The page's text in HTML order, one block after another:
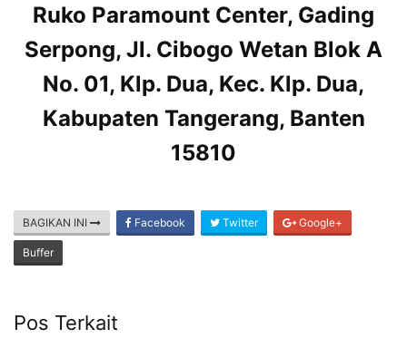
Ruko Paramount Center, Gading
Serpong, Jl. Cibogo Wetan Blok A
No. 01, Klp. Dua, Kec. Klp. Dua,
Kabupaten Tangerang, Banten
15810
BAGIKAN INI Facebook Twitter Google+
Buffer
Pos Terkait